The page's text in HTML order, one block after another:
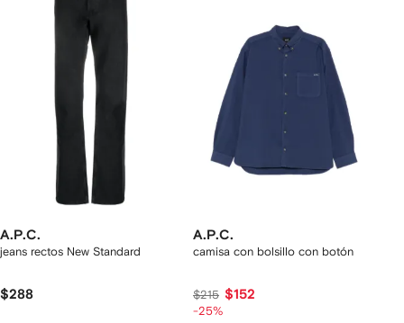
A.P.C.
jeans rectos New Standard
$288
A.P.C.
camisa con bolsillo con botón
$215 $152
-25%